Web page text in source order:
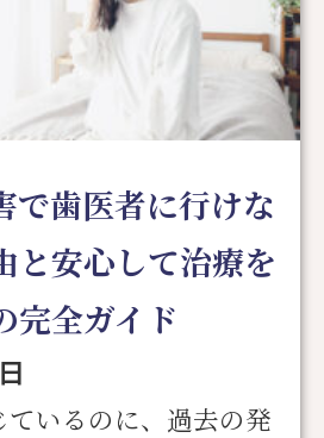
で歯医者に行けな
安心して治療を
完全ガイド
いるのに、過去の発